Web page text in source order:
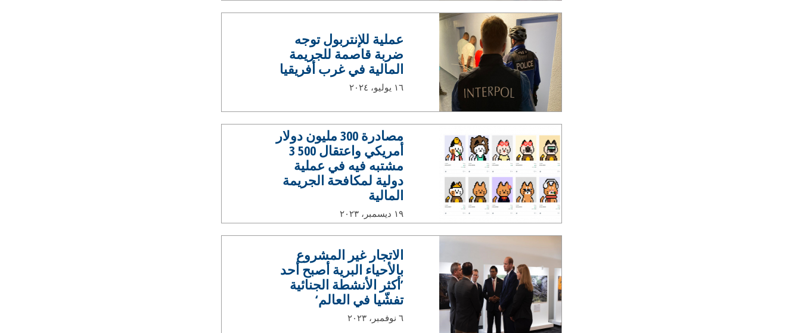
عملية للإنتربول توجه
ضربة قاصمة للجريمة
المالية في غرب أفريقيا
١٦ يوليو، ٢٠٢٤
مصادرة 300 مليون دولار
أمريكي واعتقال 500 3
مشتبه فيه في عملية
دولية لمكافحة الجريمة
المالية
١٩ ديسمبر، ٢٠٢٣
الاتجار غير المشروع
بالأحياء البرية أصبح أحد
’أكثر الأنشطة الجنائية
تفشّيا في العالم‘
٦ نوفمبر، ٢٠٢٣